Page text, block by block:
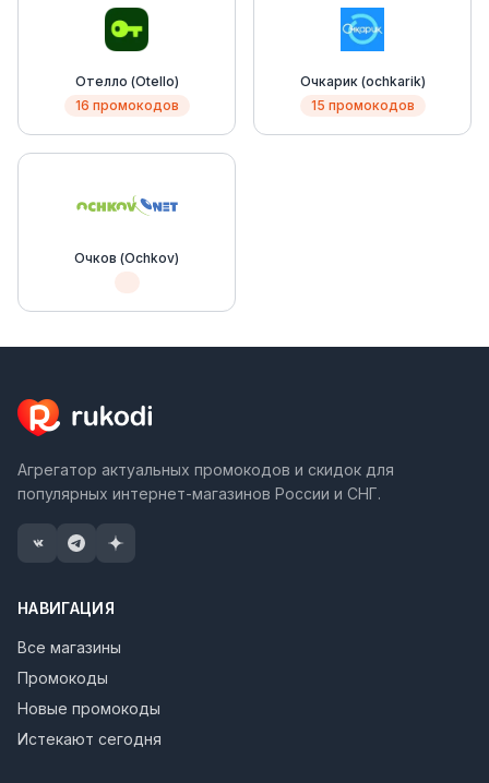
Отелло (Otello)
16 промокодов
Очкарик (ochkarik)
15 промокодов
Очков (Ochkov)
Агрегатор актуальных промокодов и скидок для
популярных интернет-магазинов России и СНГ.
НАВИГАЦИЯ
Все магазины
Промокоды
Новые промокоды
Истекают сегодня